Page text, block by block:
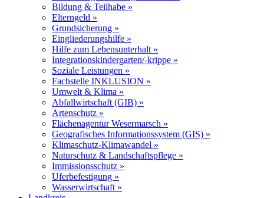
Bildung & Teilhabe »
Elterngeld »
Grundsicherung »
Eingliederungshilfe »
Hilfe zum Lebensunterhalt »
Integrationskindergarten/-krippe »
Soziale Leistungen »
Fachstelle INKLUSION »
Umwelt & Klima »
Abfallwirtschaft (GIB) »
Artenschutz »
Flächenagentur Wesermarsch »
Geografisches Informationssystem (GIS) »
Klimaschutz-Klimawandel »
Naturschutz & Landschaftspflege »
Immissionsschutz »
Uferbefestigung »
Wasserwirtschaft »